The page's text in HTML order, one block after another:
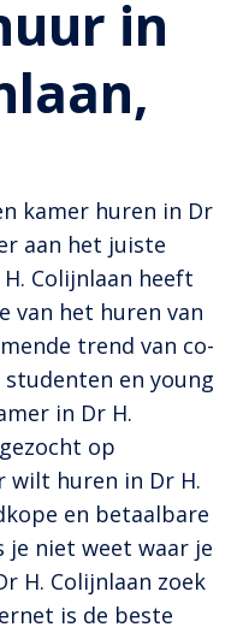
in
kamer huren in Dr
aan het juiste
Colijnlaan heeft
van het huren van
trend van co-
en young
in Dr H.
op
wilt huren in Dr H.
en betaalbare
je niet weet waar je
H. Colijnlaan zoek
is de beste